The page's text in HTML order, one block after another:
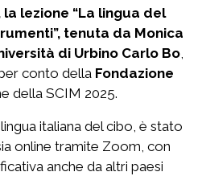
lezione “La lingua del
tenuta da Monica
di Urbino Carlo Bo,
conto della Fondazione
della SCIM 2025.
italiana del cibo, è stato
online tramite Zoom, con
anche da altri paesi